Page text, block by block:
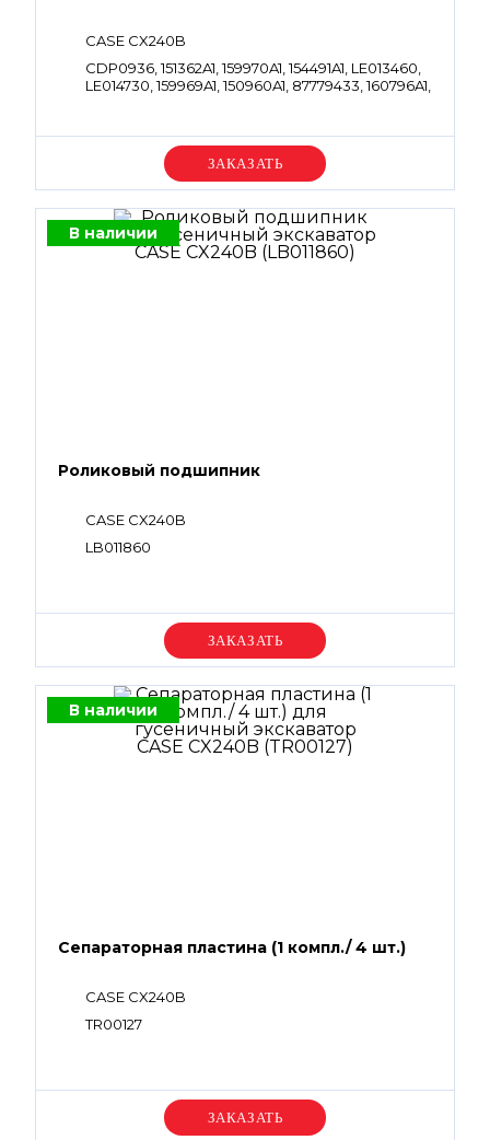
CASE CX240B
CDP0936, 151362A1, 159970A1, 154491A1, LE013460,
LE014730, 159969A1, 150960A1, 87779433, 160796A1,
Уточняйте цену
В наличии
Роликовый подшипник
CASE CX240B
LB011860
Уточняйте цену
В наличии
Сепараторная пластина (1 компл./ 4 шт.)
CASE CX240B
TR00127
Уточняйте цену